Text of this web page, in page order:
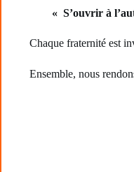
« S’ouvrir à
Chaque fraternité est
Ensemble, nous